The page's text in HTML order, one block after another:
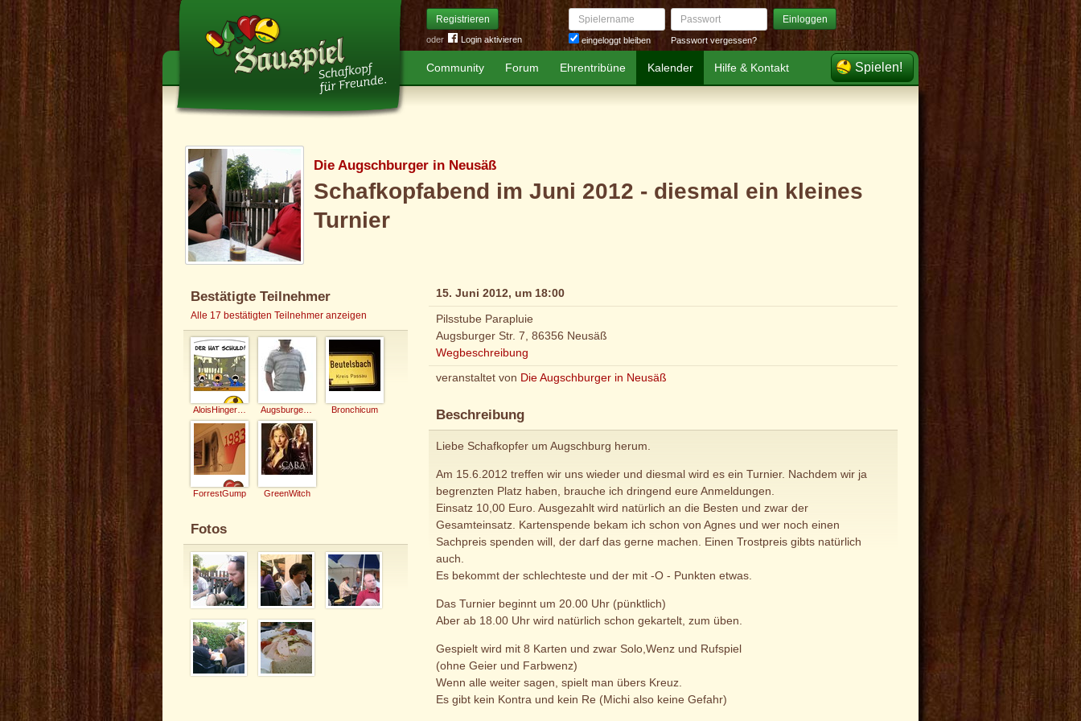
Registrieren
oder Login aktivieren
Spielername
eingeloggt bleiben
Passwort Einloggen
Passwort vergessen?
Community Forum Ehrentribüne Kalender Hilfe & Kontakt Spielen!
Die Augschburger in Neusäß
Schafkopfabend im Juni 2012 - diesmal ein kleines
Turnier
Bestätigte Teilnehmer
Alle 17 bestätigten Teilnehmer anzeigen
Bronchicum
ForrestGump GreenWitch
Fotos
15. Juni 2012, um 18:00
Pilsstube Parapluie
Augsburger Str. 7, 86356 Neusäß
Wegbeschreibung
veranstaltet von Die Augschburger in Neusäß
Beschreibung
Liebe Schafkopfer um Augschburg herum.
Am 15.6.2012 treffen wir uns wieder und diesmal wird es ein Turnier. Nachdem wir ja
begrenzten Platz haben, brauche ich dringend eure Anmeldungen.
Einsatz 10,00 Euro. Ausgezahlt wird natürlich an die Besten und zwar der
Gesamteinsatz. Kartenspende bekam ich schon von Agnes und wer noch einen
Sachpreis spenden will, der darf das gerne machen. Einen Trostpreis gibts natürlich
auch.
Es bekommt der schlechteste und der mit -O - Punkten etwas.
Das Turnier beginnt um 20.00 Uhr (pünktlich)
Aber ab 18.00 Uhr wird natürlich schon gekartelt, zum üben.
Gespielt wird mit 8 Karten und zwar Solo,Wenz und Rufspiel
(ohne Geier und Farbwenz)
Wenn alle weiter sagen, spielt man übers Kreuz.
Es gibt kein Kontra und kein Re (Michi also keine Gefahr)